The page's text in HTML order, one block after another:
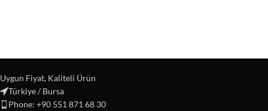
Uygun Fiyat, Kaliteli Ürün
Türkiye / Bursa
Phone: +90 551 871 68 30